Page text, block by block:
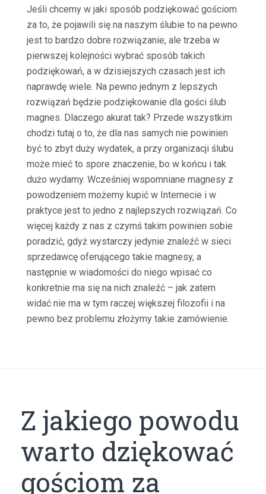
Jeśli chcemy w jaki sposób podziękować gościom
za to, że pojawili się na naszym ślubie to na pewno
jest to bardzo dobre rozwiązanie, ale trzeba w
pierwszej kolejności wybrać sposób takich
podziękowań, a w dzisiejszych czasach jest ich
naprawdę wiele. Na pewno jednym z lepszych
rozwiązań będzie podziękowanie dla gości ślub
magnes. Dlaczego akurat tak? Przede wszystkim
chodzi tutaj o to, że dla nas samych nie powinien
być to zbyt duży wydatek, a przy organizacji ślubu
może mieć to spore znaczenie, bo w końcu i tak
dużo wydamy. Wcześniej wspomniane magnesy z
powodzeniem możemy kupić w Internecie i w
praktyce jest to jedno z najlepszych rozwiązań. Co
więcej każdy z nas z czymś takim powinien sobie
poradzić, gdyż wystarczy jedynie znaleźć w sieci
sprzedawcę oferującego takie magnesy, a
następnie w wiadomości do niego wpisać co
konkretnie ma się na nich znaleźć – jak zatem
widać nie ma w tym raczej większej filozofii i na
pewno bez problemu złożymy takie zamówienie.
Z jakiego powodu
warto dziękować
gościom za